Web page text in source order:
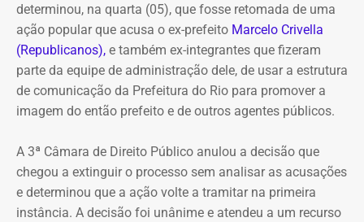
determinou, na quarta (05), que fosse retomada de uma
ação popular que acusa o ex-prefeito Marcelo Crivella
(Republicanos), e também ex-integrantes que fizeram
parte da equipe de administração dele, de usar a estrutura
de comunicação da Prefeitura do Rio para promover a
imagem do então prefeito e de outros agentes públicos.
A 3ª Câmara de Direito Público anulou a decisão que
chegou a extinguir o processo sem analisar as acusações
e determinou que a ação volte a tramitar na primeira
instância. A decisão foi unânime e atendeu a um recurso